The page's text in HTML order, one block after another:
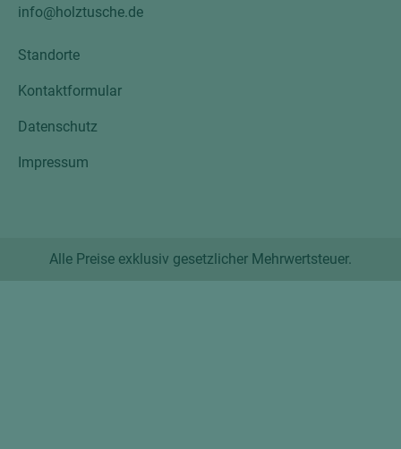
info@holztusche.de
Standorte
Kontaktformular
Datenschutz
Impressum
Alle Preise exklusiv gesetzlicher Mehrwertsteuer.